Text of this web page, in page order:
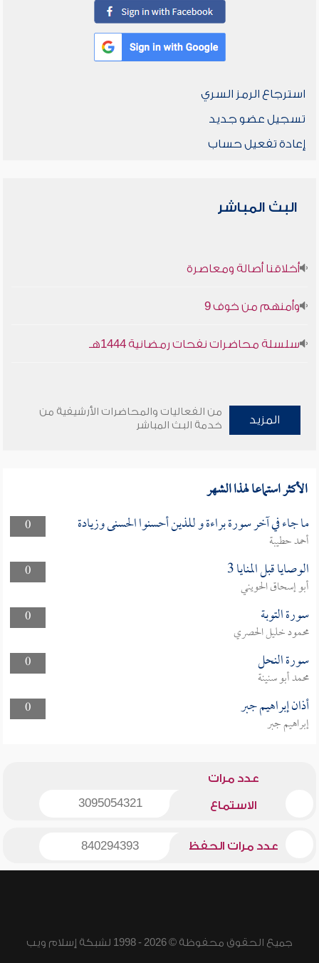
استرجاع الرمز السري
تسجيل عضو جديد
إعادة تفعيل حساب
البث المباشر
أخلاقنا أصالة ومعاصرة
وأمنهم من خوف 9
سلسلة محاضرات نفحات رمضانية 1444هـ
المزيد
من الفعاليات والمحاضرات الأرشيفية من
خدمة البث المباشر
الأكثر استماعا لهذا الشهر
0 ما جاء في آخر سورة براءة و للذين أحسنوا الحسنى وزيادة
أحمد حطيبة
0
الوصايا قبل المنايا 3
أبو إسحاق الحويني
0
سورة التوبة
محمود خليل الحصري
0
سورة النحل
محمد أبو سنينة
0
أذان إبراهيم جبر
إبراهيم جبر
عدد مرات
الاستماع 3095054321
عدد مرات الحفظ 840294393
جميع الحقوق محفوظة © 2026 - 1998 لشبكة إسلام ويب